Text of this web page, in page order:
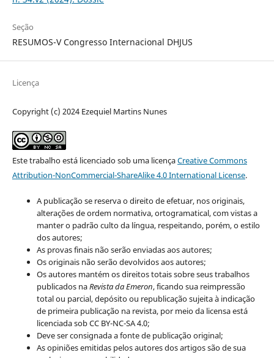
Seção
RESUMOS-V Congresso Internacional DHJUS
Licença
Copyright (c) 2024 Ezequiel Martins Nunes
Este trabalho está licenciado sob uma licençaCreative Commons
Attribution-NonCommercial-ShareAlike 4.0 International License.
A publicação se reserva o direito de efetuar, nos originais,
alterações de ordem normativa, ortogramatical, com vistas a
manter o padrão culto da língua, respeitando, porém, o estilo
dos autores;
As provas finais não serão enviadas aos autores;
Os originais não serão devolvidos aos autores;
Os autores mantém os direitos totais sobre seus trabalhos
publicados naRevista da Emeron, ficando sua reimpressão
total ou parcial, depósito ou republicação sujeita à indicação
de primeira publicação na revista, por meio da licensa está
licenciada sob CC BY-NC-SA 4.0;
Deve ser consignada a fonte de publicação original;
As opiniões emitidas pelos autores dos artigos são de sua